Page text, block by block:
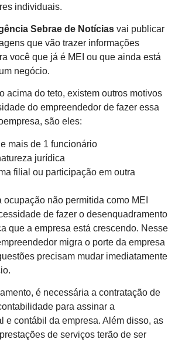
individuais.
Sebrae de Notícias vai publicar
que vão trazer informações
você que já é MEI ou que ainda está
negócio.
acima do teto, existem outros motivos
do empreendedor de fazer essa
são eles:
mais de 1 funcionário
jurídica
filial ou participação em outra
ocupação não permitida como MEI
de fazer o desenquadramento
que a empresa está crescendo. Nesse
migra o porte da empresa
precisam mudar imediatamente
é necessária a contratação de
para assinar a
e contábil da empresa. Além disso, as
de serviços terão de ser